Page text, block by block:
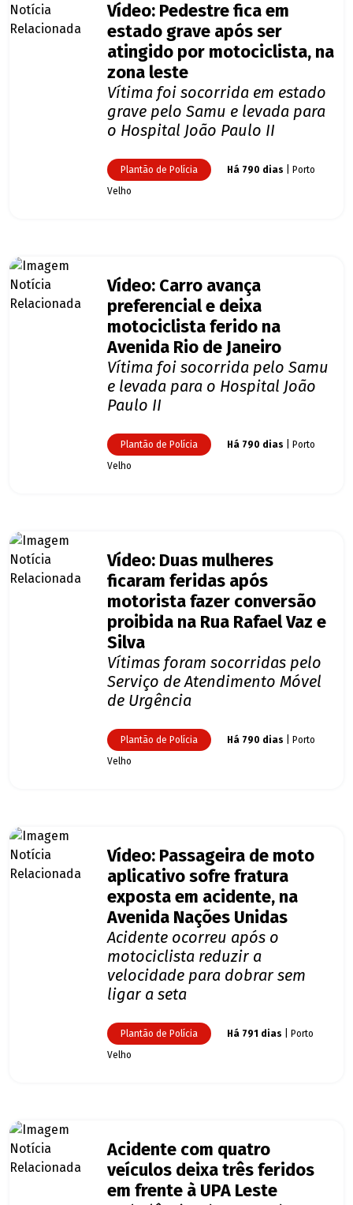
Vídeo: Pedestre fica em
estado grave após ser
atingido por motociclista, na
zona leste
Vítima foi socorrida em estado
grave pelo Samu e levada para
o Hospital João Paulo II
Plantão de Polícia Há 790 dias | Porto
Velho
Vídeo: Carro avança
preferencial e deixa
motociclista ferido na
Avenida Rio de Janeiro
Vítima foi socorrida pelo Samu
e levada para o Hospital João
Paulo II
Plantão de Polícia Há 790 dias | Porto
Velho
Vídeo: Duas mulheres
ficaram feridas após
motorista fazer conversão
proibida na Rua Rafael Vaz e
Silva
Vítimas foram socorridas pelo
Serviço de Atendimento Móvel
de Urgência
Plantão de Polícia Há 790 dias | Porto
Velho
Vídeo: Passageira de moto
aplicativo sofre fratura
exposta em acidente, na
Avenida Nações Unidas
Acidente ocorreu após o
motociclista reduzir a
velocidade para dobrar sem
ligar a seta
Plantão de Polícia Há 791 dias | Porto
Velho
Acidente com quatro
veículos deixa três feridos
em frente à UPA Leste